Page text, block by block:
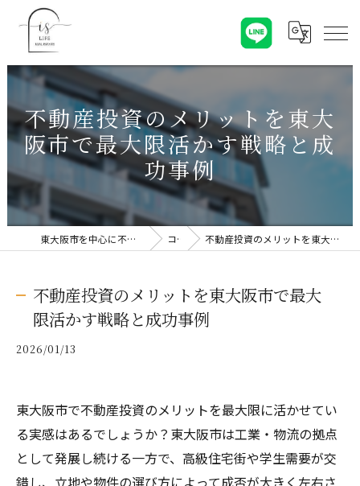
不動産投資のメリットを東大
阪市で最大限活かす戦略と成
功事例
東大阪市を中心に不動産売却なら株式会社Is Life コラム 不動産投資のメリットを東大阪市で最大限活かす戦略と成功事例
不動産投資のメリットを東大阪市で最大
限活かす戦略と成功事例
2026/01/13
東大阪市で不動産投資のメリットを最大限に活かせてい
る実感はあるでしょうか？東大阪市は工業・物流の拠点
として発展し続ける一方で、高級住宅街や学生需要が交
錯し、立地や物件の選び方によって成否が大きく左右さ